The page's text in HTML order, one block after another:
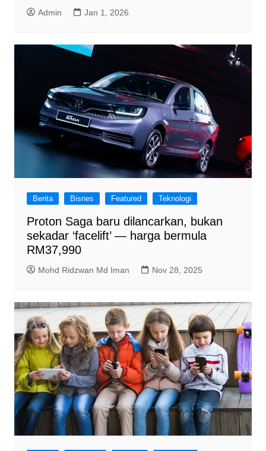
Admin Jan 1, 2026
Berita Bisnes Featured Teknologi
Proton Saga baru dilancarkan, bukan
sekadar ‘facelift’ — harga bermula
RM37,990
Mohd Ridzwan Md Iman Nov 28, 2025